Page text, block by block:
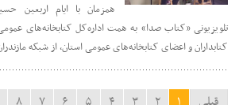
همزمان با ایام اربعین
تلویزیونی «کتاب صدا» به همت اداره‌کل کتابخانه‌های
کتابداران و اعضای کتابخانه‌های عمومی استان، از شبکه